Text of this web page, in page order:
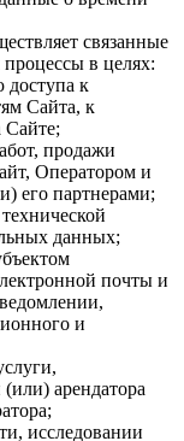
связанные
в целях:
доступа к
Сайта, к
продажи
Оператором и
его партнерами;
данных;
почты и
и
арендатора
исследовании